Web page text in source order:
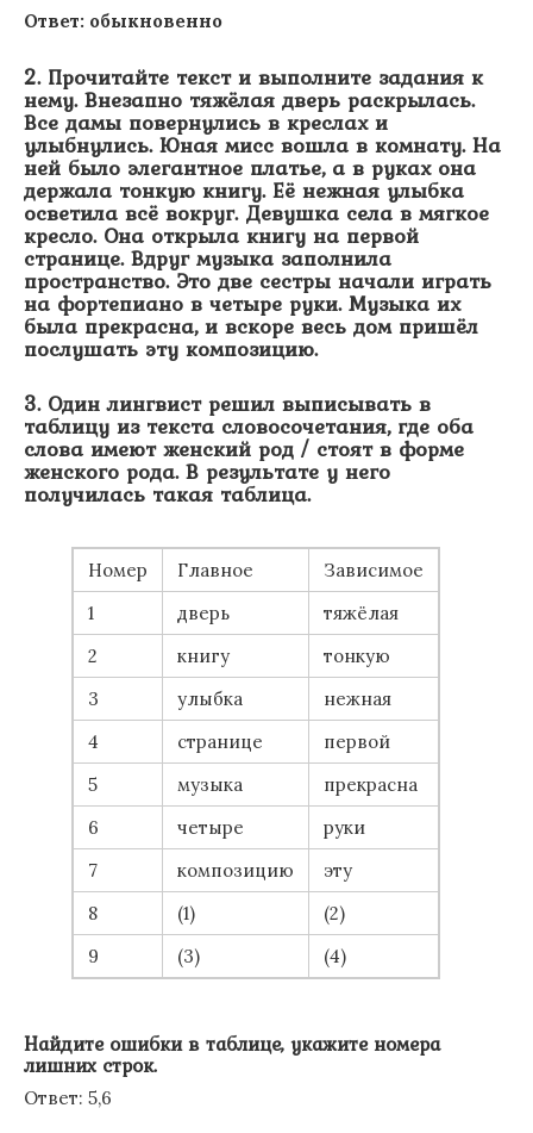
Ответ: обыкновенно
2. Прочитайте текст и выполните задания к
нему. Внезапно тяжёлая дверь раскрылась.
Все дамы повернулись в креслах и
улыбнулись. Юная мисс вошла в комнату. На
ней было элегантное платье, а в руках она
держала тонкую книгу. Её нежная улыбка
осветила всё вокруг. Девушка села в мягкое
кресло. Она открыла книгу на первой
странице. Вдруг музыка заполнила
пространство. Это две сестры начали играть
на фортепиано в четыре руки. Музыка их
была прекрасна, и вскоре весь дом пришёл
послушать эту композицию.
3. Один лингвист решил выписывать в
таблицу из текста словосочетания, где оба
слова имеют женский род / стоят в форме
женского рода. В результате у него
получилась такая таблица.
Номер Главное
Зависимое
1
дверь
тяжёлая
2
книгу
тонкую
3
улыбка
нежная
4
странице
первой
5
музыка
прекрасна
6
четыре
руки
7
композицию
эту
8
(1)
(2)
9
(3) (4)
Найдите ошибки в таблице, укажите номера
лишних строк.
Ответ: 5,6